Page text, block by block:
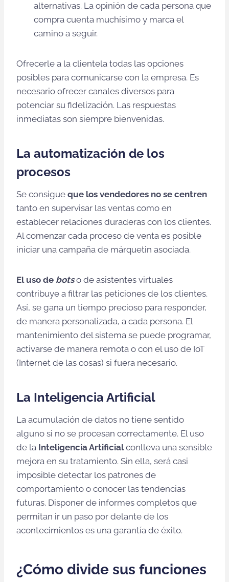
alternativas. La opinión de cada persona que
compra cuenta muchísimo y marca el
camino a seguir.
Ofrecerle a la clientela todas las opciones
posibles para comunicarse con la empresa. Es
necesario ofrecer canales diversos para
potenciar su fidelización. Las respuestas
inmediatas son siempre bienvenidas.
La automatización de los
procesos
Se consigue que los vendedores no se centren
tanto en supervisar las ventas como en
establecer relaciones duraderas con los clientes.
Al comenzar cada proceso de venta es posible
iniciar una campaña de márquetin asociada.
El uso de botso de asistentes virtuales
contribuye a filtrar las peticiones de los clientes.
Así, se gana un tiempo precioso para responder,
de manera personalizada, a cada persona. El
mantenimiento del sistema se puede programar,
activarse de manera remota o con el uso de IoT
(Internet de las cosas) si fuera necesario.
La Inteligencia Artificial
La acumulación de datos no tiene sentido
alguno si no se procesan correctamente. El uso
de la Inteligencia Artificialconlleva una sensible
mejora en su tratamiento. Sin ella, será casi
imposible detectar los patrones de
comportamiento o conocer las tendencias
futuras. Disponer de informes completos que
permitan ir un paso por delante de los
acontecimientos es una garantía de éxito.
¿Cómo divide sus funciones